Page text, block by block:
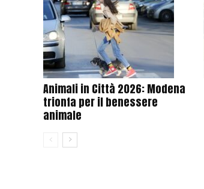
Animali in Città 2026: Modena
trionfa per il benessere
animale